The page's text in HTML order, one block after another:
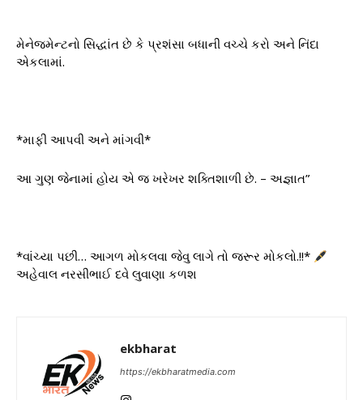
મેનેજમેન્ટનો સિદ્ધાંત છે કે પ્રશંસા બધાની વચ્ચે કરો અને નિંદા
એકલામાં.
*માફી આપવી અને માંગવી*
આ ગુણ જેનામાં હોય એ જ ખરેખર શક્તિશાળી છે. – અજ્ઞાત”
*વાંચ્યા પછી… આગળ મોકલવા જેવુ લાગે તો જરૂર મોકલો.!!*
અહેવાલ નરસીભાઈ દવે લુવાણા કળશ
ekbharat
https://ekbharatmedia.com